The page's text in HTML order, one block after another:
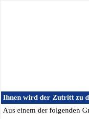
Ihnen wird der Zutritt zu
Aus einem der folgenden